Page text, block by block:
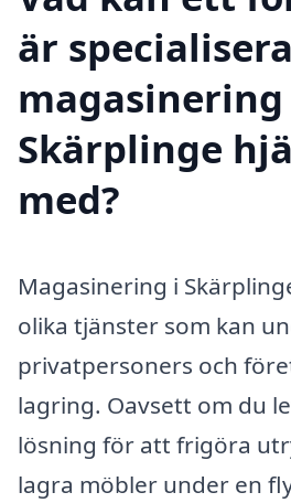
är
magasinering
Skärplinge
med?
Magasinering i
olika tjänster som kan
privatpersoners och
lagring. Oavsett om du
lösning för att frigöra
lagra möbler under en